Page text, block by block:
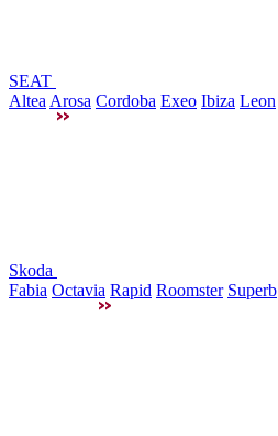
SEAT
Altea Arosa Cordoba Exeo Ibiza Leon
Skoda
Fabia Octavia Rapid Roomster Superb